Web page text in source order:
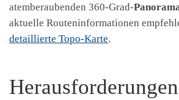
atemberaubenden 360-Grad-
aktuelle Routeninformationen
detaillierte Topo-Karte.